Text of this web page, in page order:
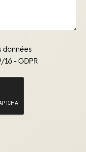
données
16 - GDPR